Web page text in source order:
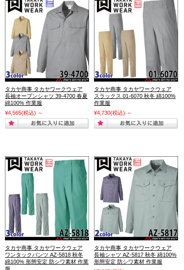
タカヤ商事 タカヤワークウェア
長袖オープンシャツ 39-4700 春夏
綿100% 作業服
¥4,565(税込) ～
タカヤ商事 タカヤワークウェア
スラックス 01-6070 秋冬 綿100%
作業服
¥4,730(税込) ～
タカヤ商事 タカヤワークウェア
ワンタックパンツ AZ-5818 秋冬
綿100% 形態安定 防シワ素材 作業
服
タカヤ商事 タカヤワークウェア
長袖シャツ AZ-5817 秋冬 綿100%
形態安定 防シワ素材 作業服